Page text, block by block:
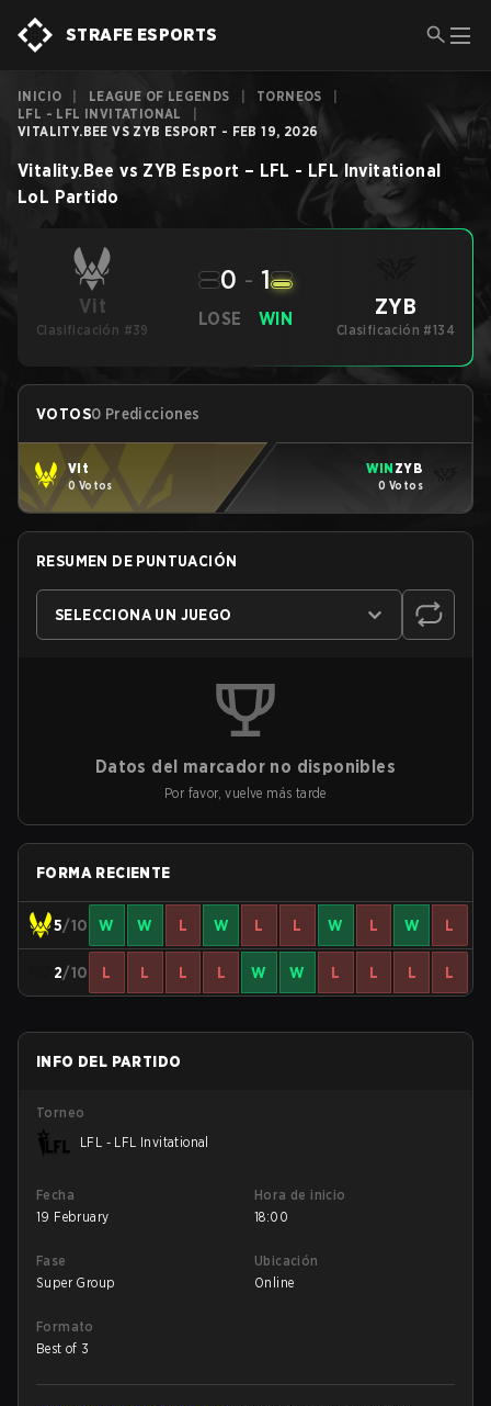
STRAFE ESPORTS
INICIO LEAGUE OF LEGENDS TORNEOS
LFL - LFL INVITATIONAL
VITALITY.BEE VS ZYB ESPORT - FEB 19, 2026
Vitality.Bee vs ZYB Esport – LFL - LFL Invitational
LoL Partido
Vit
Clasificación #39
LOSE
0 - 1
WIN ZYB
Clasificación #134
VOTOS0 Predicciones
Vit
0 Votos
WIN ZYB
0 Votos
RESUMEN DE PUNTUACIÓN
SELECCIONA UN JUEGO
Datos del marcador no disponibles
Por favor, vuelve más tarde
FORMA RECIENTE
5/10 W W L W L L W L W L
2/10 L L L L W W L L L L
INFO DEL PARTIDO
Torneo
LFL - LFL Invitational
Fecha
19 February
Hora de inicio
18:00
Fase
Super Group
Ubicación
Online
Formato
Best of 3